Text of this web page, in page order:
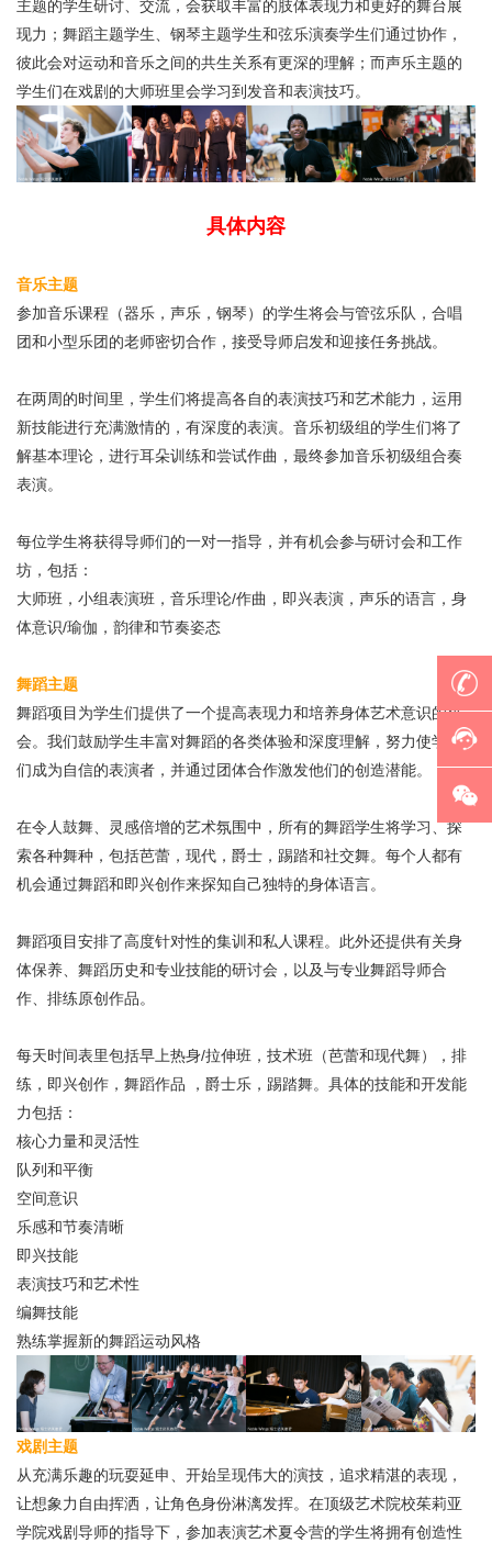
主题的学生研讨、交流，会获取丰富的肢体表现力和更好的舞台展
现力；舞蹈主题学生、钢琴主题学生和弦乐演奏学生们通过协作，
彼此会对运动和音乐之间的共生关系有更深的理解；而声乐主题的
学生们在戏剧的大师班里会学习到发音和表演技巧。
具体内容
音乐主题
参加音乐课程（器乐，声乐，钢琴）的学生将会与管弦乐队，合唱
团和小型乐团的老师密切合作，接受导师启发和迎接任务挑战。
在两周的时间里，学生们将提高各自的表演技巧和艺术能力，运用
新技能进行充满激情的，有深度的表演。音乐初级组的学生们将了
解基本理论，进行耳朵训练和尝试作曲，最终参加音乐初级组合奏
表演。
每位学生将获得导师们的一对一指导，并有机会参与研讨会和工作
坊，包括：
大师班， 小组表演班， 音乐理论/作曲， 即兴表演， 声乐的语言， 身
体意识/瑜伽， 韵律和节奏姿态
舞蹈主题
舞蹈项目为学生们提供了一个提高表现力和培养身体艺术意识的机
会。我们鼓励学生丰富对舞蹈的各类体验和深度理解，努力使学生
们成为自信的表演者，并通过团体合作激发他们的创造潜能。
在令人鼓舞、灵感倍增的艺术氛围中，所有的舞蹈学生将学习、探
索各种舞种，包括芭蕾，现代，爵士，踢踏和社交舞。每个人都有
机会通过舞蹈和即兴创作来探知自己独特的身体语言。
舞蹈项目安排了高度针对性的集训和私人课程。此外还提供有关身
体保养、舞蹈历史和专业技能的研讨会，以及与专业舞蹈导师合
作、排练原创作品。
每天时间表里包括早上热身/拉伸班，技术班（芭蕾和现代舞），排
练，即兴创作，舞蹈作品 ，爵士乐，踢踏舞。 具体的技能和开发能
力包括：
核心力量和灵活性
队列和平衡
空间意识
乐感和节奏清晰
即兴技能
表演技巧和艺术性
编舞技能
熟练掌握新的舞蹈运动风格
戏剧主题
从充满乐趣的玩耍延申、开始呈现伟大的演技，追求精湛的表现，
让想象力自由挥洒，让角色身份淋漓发挥。在顶级艺术院校茱莉亚
学院戏剧导师的指导下，参加表演艺术夏令营的学生将拥有创造性